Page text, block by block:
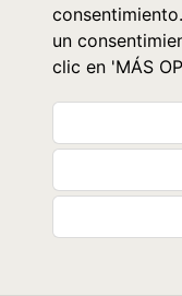
un
clic en 'MÁS